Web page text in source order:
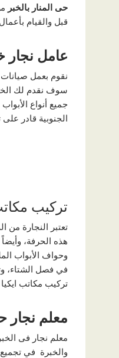
حى المنار بالخبر
قبل والقيام بأعمال
عامل نجار
نقوم بعمل صيانات
سوف نقدم لك
جميع أنواع
الجنوبية قادر
تركيب
تعتبر النجارة
هذه الحرفة،
وحواف الأبواب
في فصل الشتاء،
تركيب مكاتب ايكيا
معلم نجار
معلم نجار فى
والخبرة في